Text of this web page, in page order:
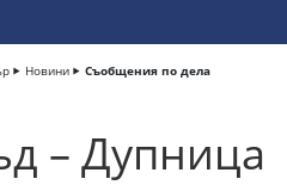
Новини Съобщения по дела
– Дупница